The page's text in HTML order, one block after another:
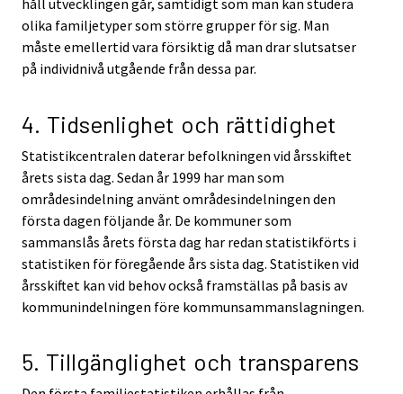
håll utvecklingen går, samtidigt som man kan studera
olika familjetyper som större grupper för sig. Man
måste emellertid vara försiktig då man drar slutsatser
på individnivå utgående från dessa par.
4. Tidsenlighet och rättidighet
Statistikcentralen daterar befolkningen vid årsskiftet
årets sista dag. Sedan år 1999 har man som
områdesindelning använt områdesindelningen den
första dagen följande år. De kommuner som
sammanslås årets första dag har redan statistikförts i
statistiken för föregående års sista dag. Statistiken vid
årsskiftet kan vid behov också framställas på basis av
kommunindelningen före kommunsammanslagningen.
5. Tillgänglighet och transparens